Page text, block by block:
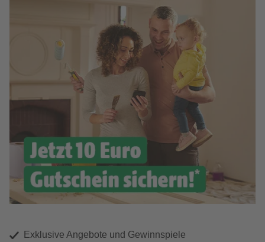
Exklusive Angebote und Gewinnspiele